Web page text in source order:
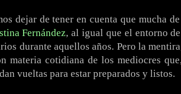
dejar de tener en cuenta que mucha
Fernández, al igual que el entorno
durante aquellos años. Pero la
materia cotidiana de los mediocres
vueltas para estar preparados y listos.